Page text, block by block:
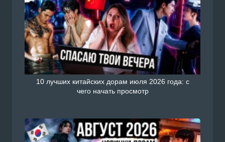
10 лучших китайских дорам июля 2026 года: с
чего начать просмотр